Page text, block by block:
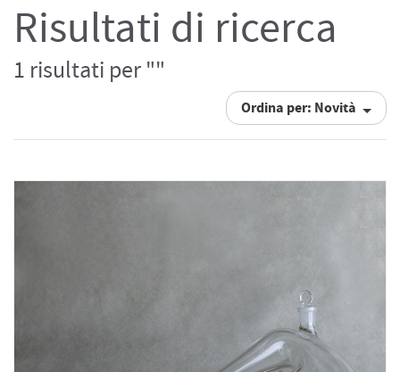
Risultati di ricerca
1 risultati per ""
Ordina per: Novità